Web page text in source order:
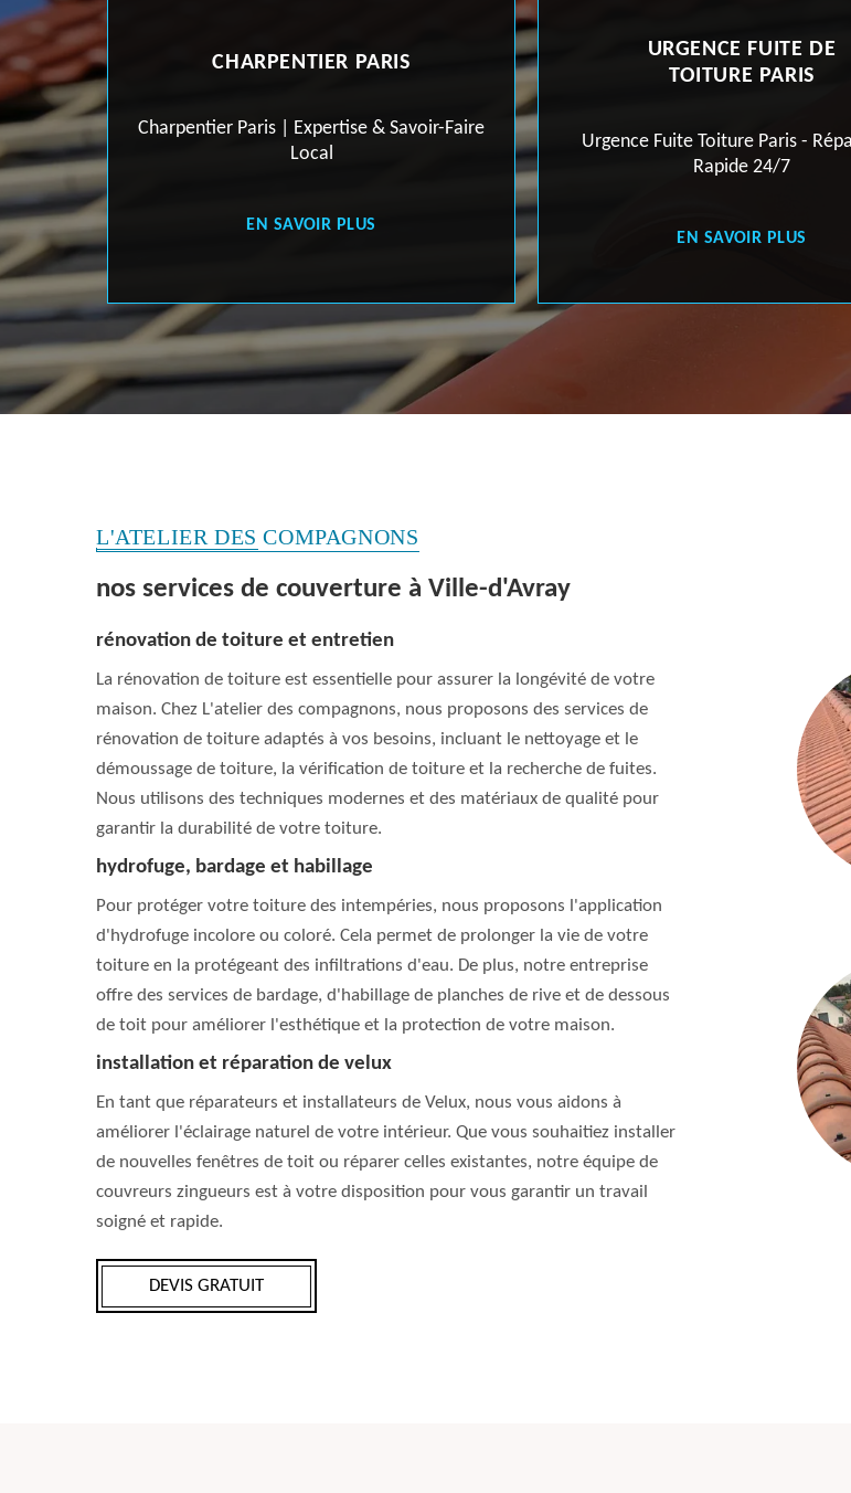
CHARPENTIER PARIS
Charpentier Paris | Expertise & Savoir-Faire
EN SAVOIR PLUS
URGENCE FUITE DE
TOITURE PARIS
Urgence Fuite Toiture Paris - Réparation
Rapide 24/7
EN SAVOIR PLUS
L'ATELIER DES COMPAGNONS
nos services de couverture à Ville-d'Avray
rénovation de toiture et entretien
La rénovation de toiture est essentielle pour assurer la longévité de votre
maison. Chez L'atelier des compagnons, nous proposons des services de
rénovation de toiture adaptés à vos besoins, incluant le nettoyage et le
démoussage de toiture, la vérification de toiture et la recherche de fuites.
Nous utilisons des techniques modernes et des matériaux de qualité pour
garantir la durabilité de votre toiture.
hydrofuge, bardage et habillage
Pour protéger votre toiture des intempéries, nous proposons l'application
d'hydrofuge incolore ou coloré. Cela permet de prolonger la vie de votre
toiture en la protégeant des infiltrations d'eau. De plus, notre entreprise
offre des services de bardage, d'habillage de planches de rive et de dessous
de toit pour améliorer l'esthétique et la protection de votre maison.
installation et réparation de velux
En tant que réparateurs et installateurs de Velux, nous vous aidons à
améliorer l'éclairage naturel de votre intérieur. Que vous souhaitiez installer
de nouvelles fenêtres de toit ou réparer celles existantes, notre équipe de
couvreurs zingueurs est à votre disposition pour vous garantir un travail
soigné et rapide.
DEVIS GRATUIT